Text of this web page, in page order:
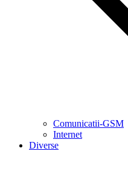
Comunicatii-GSM
Internet
Diverse